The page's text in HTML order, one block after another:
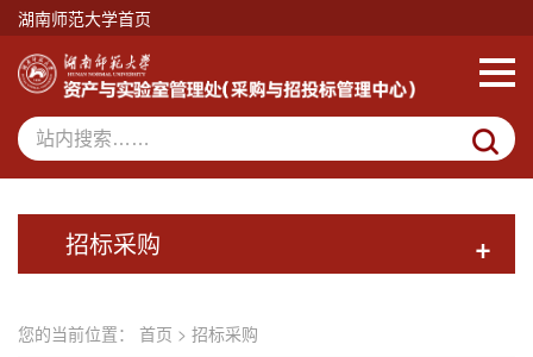
湖南师范大学首页
招标采购 +
您的当前位置： 首页 > 招标采购